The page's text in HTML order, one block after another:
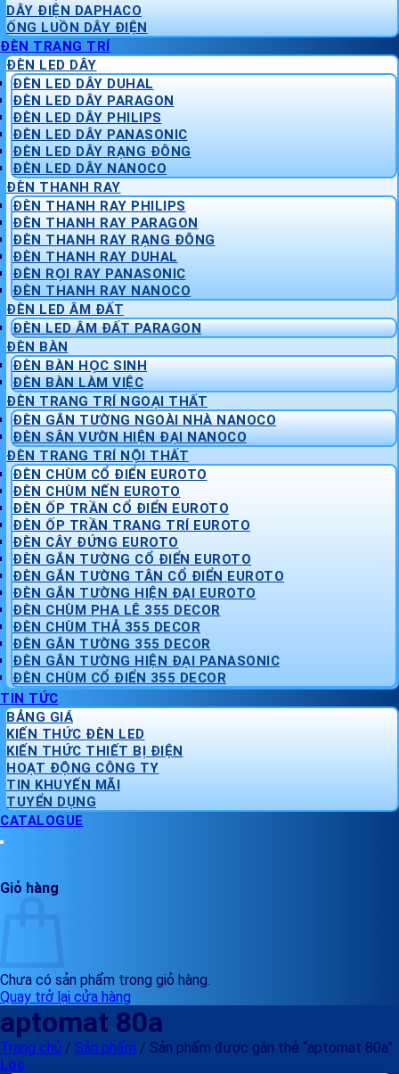
DÂY ĐIỆN DAPHACO
ỐNG LUỒN DÂY ĐIỆN
ĐÈN TRANG TRÍ
ĐÈN LED DÂY
ĐÈN LED DÂY DUHAL
ĐÈN LED DÂY PARAGON
ĐÈN LED DÂY PHILIPS
ĐÈN LED DÂY PANASONIC
ĐÈN LED DÂY RẠNG ĐÔNG
ĐÈN LED DÂY NANOCO
ĐÈN THANH RAY
ĐÈN THANH RAY PHILIPS
ĐÈN THANH RAY PARAGON
ĐÈN THANH RAY RẠNG ĐÔNG
ĐÈN THANH RAY DUHAL
ĐÈN RỌI RAY PANASONIC
ĐÈN THANH RAY NANOCO
ĐÈN LED ÂM ĐẤT
ĐÈN LED ÂM ĐẤT PARAGON
ĐÈN BÀN
ĐÈN BÀN HỌC SINH
ĐÈN BÀN LÀM VIỆC
ĐÈN TRANG TRÍ NGOẠI THẤT
ĐÈN GẮN TƯỜNG NGOÀI NHÀ NANOCO
ĐÈN SÂN VƯỜN HIỆN ĐẠI NANOCO
ĐÈN TRANG TRÍ NỘI THẤT
ĐÈN CHÙM CỔ ĐIỂN EUROTO
ĐÈN CHÙM NẾN EUROTO
ĐÈN ỐP TRẦN CỔ ĐIỂN EUROTO
ĐÈN ỐP TRẦN TRANG TRÍ EUROTO
ĐÈN CÂY ĐỨNG EUROTO
ĐÈN GẮN TƯỜNG CỔ ĐIỂN EUROTO
ĐÈN GẮN TƯỜNG TÂN CỔ ĐIỂN EUROTO
ĐÈN GẮN TƯỜNG HIỆN ĐẠI EUROTO
ĐÈN CHÙM PHA LÊ 355 DECOR
ĐÈN CHÙM THẢ 355 DECOR
ĐÈN GẮN TƯỜNG 355 DECOR
ĐÈN GẮN TƯỜNG HIỆN ĐẠI PANASONIC
ĐÈN CHÙM CỔ ĐIỂN 355 DECOR
TIN TỨC
BẢNG GIÁ
KIẾN THỨC ĐÈN LED
KIẾN THỨC THIẾT BỊ ĐIỆN
HOẠT ĐỘNG CÔNG TY
TIN KHUYẾN MÃI
TUYỂN DỤNG
CATALOGUE
Giỏ hàng
Chưa có sản phẩm trong giỏ hàng.
Quay trở lại cửa hàng
aptomat 80a
Trang chủ / Sản phẩm / Sản phẩm được gắn thẻ “aptomat 80a”
Lọc